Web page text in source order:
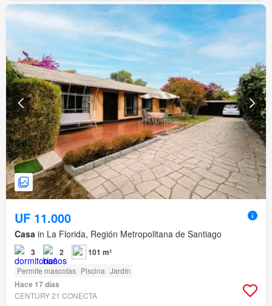
UF 11.000
Casa in La Florida, Región Metropolitana de Santiago
3 2 101 m²
Permite mascotas Piscina Jardín
Hace 17 días
CENTURY 21 CONECTA